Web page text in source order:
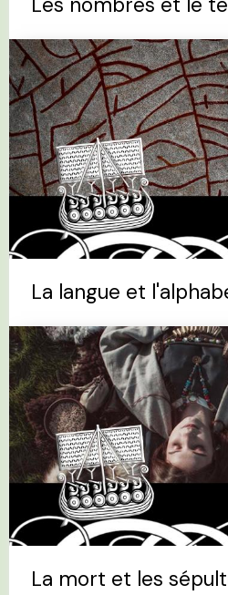
La langue et
La mort et les